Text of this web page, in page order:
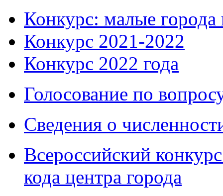
Конкурс: малые города
Конкурс 2021-2022
Конкурс 2022 года
Голосование по
Сведения о
Всероссийский
кода центра города